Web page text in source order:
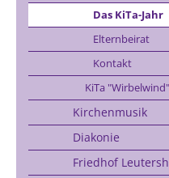
Das KiTa-Jahr
Elternbeirat
Kontakt
KiTa
Kirchenmusik
Diakonie
Friedhof